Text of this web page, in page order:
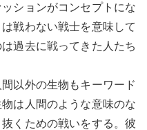
ションがコンセプトにな
戦わない戦士を意味して
過去に戦ってきた人たち
以外の生物もキーワード
は人間のような意味のな
くための戦いをする。彼